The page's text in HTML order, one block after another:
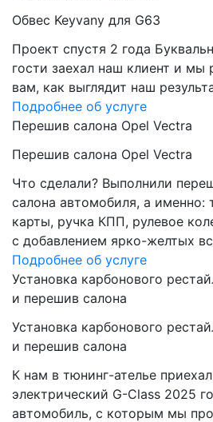
Обвес Keyvany для G63
Проект спустя 2 года
гости заехал наш клиент и мы
вам, как выглядит наш
Подробнее об услуге
Перешив салона Opel Vectra
Перешив салона Opel Vectra
Что сделали? Выполнили
салона автомобиля, а именно:
карты, ручка КПП, рулевое
с добавлением ярко-желтых
Подробнее об услуге
Установка карбонового
и перешив салона
Установка карбонового
и перешив салона
К нам в тюнинг-ателье
электрический G-Class 2025
автомобиль, с которым мы